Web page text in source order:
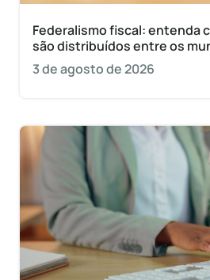
Federalismo fiscal: entenda
são distribuídos entre os
3 de agosto de 2026